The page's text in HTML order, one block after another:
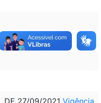
, DE 27/09/2021 Vigência